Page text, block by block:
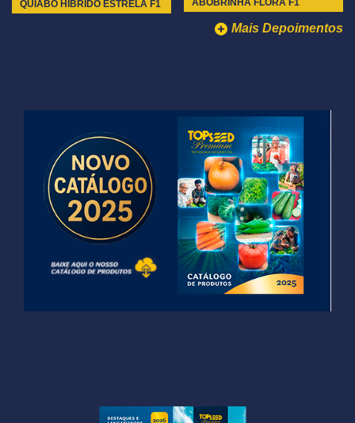
QUIABO HIBRIDO ESTRELA F1
Mais Depoimentos